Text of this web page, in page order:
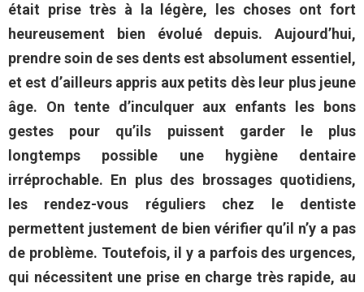
était prise très à la légère, les choses ont fort
heureusement bien évolué depuis. Aujourd’hui,
prendre soin de ses dents est absolument essentiel,
et est d’ailleurs appris aux petits dès leur plus jeune
âge. On tente d’inculquer aux enfants les bons
gestes pour qu’ils puissent garder le plus
longtemps possible une hygiène dentaire
irréprochable. En plus des brossages quotidiens,
les rendez-vous réguliers chez le dentiste
permettent justement de bien vérifier qu’il n’y a pas
de problème. Toutefois, il y a parfois des urgences,
qui nécessitent une prise en charge très rapide, au